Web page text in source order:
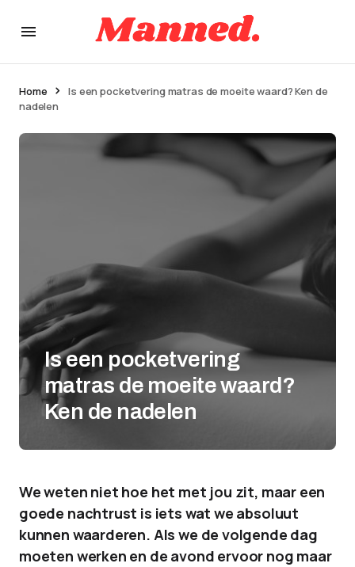
Home
Is een pocketvering matras de moeite waard? Ken de
nadelen
Is een pocketvering
matras de moeite waard?
Ken de nadelen
We weten niet hoe het met jou zit, maar een
goede nachtrust is iets wat we absoluut
kunnen waarderen. Als we de volgende dag
moeten werken en de avond ervoor nog maar